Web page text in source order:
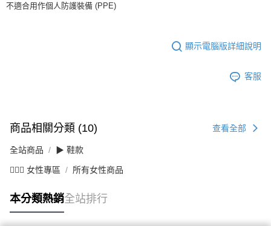
不適合用作個人防護裝備 (PPE)
顯示電腦版詳細說明
客服
商品相關分類 (10) 查看全部
全站商品 ▶ 鞋款
💁🏻‍♀️ 女性專區 所有女性商品
本分類熱銷全站排行